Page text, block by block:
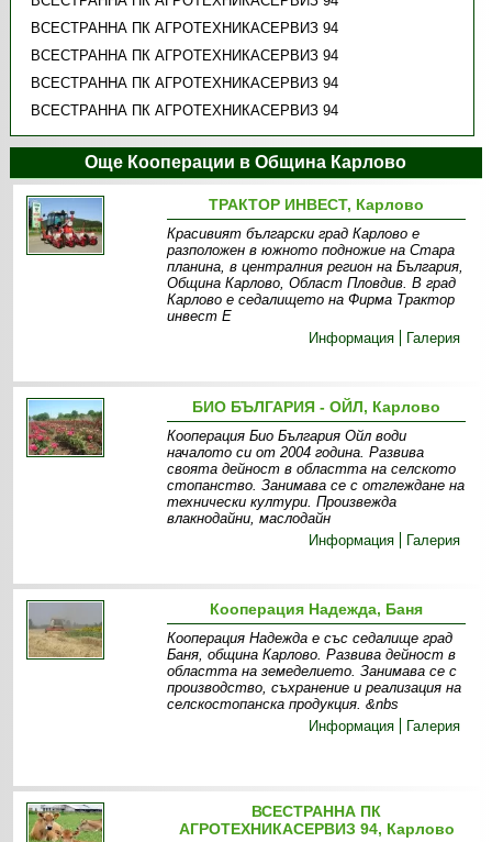
ВСЕСТРАННА ПК АГРОТЕХНИКАСЕРВИЗ 94
ВСЕСТРАННА ПК АГРОТЕХНИКАСЕРВИЗ 94
ВСЕСТРАННА ПК АГРОТЕХНИКАСЕРВИЗ 94
ВСЕСТРАННА ПК АГРОТЕХНИКАСЕРВИЗ 94
Още Кооперации в Община Карлово
ТРАКТОР ИНВЕСТ, Карлово
Красивият български град Карлово е
разположен в южното подножие на Стара
планина, в централния регион на България,
Община Карлово, Област Пловдив. В град
Карлово е седалището на Фирма Трактор
инвест Е
Информация
Галерия
БИО БЪЛГАРИЯ - ОЙЛ, Карлово
Кооперация Био България Ойл води
началото си от 2004 година. Развива
своята дейност в областта на селското
стопанство. Занимава се с отглеждане на
технически култури. Произвежда
влакнодайни, маслодайн
Информация
Галерия
Кооперация Надежда, Баня
Кооперация Надежда е със седалище град
Баня, община Карлово. Развива дейност в
областта на земеделието. Занимава се с
производство, съхранение и реализация на
селскостопанска продукция. &nbs
Информация
Галерия
ВСЕСТРАННА ПК
АГРОТЕХНИКАСЕРВИЗ 94, Карлово